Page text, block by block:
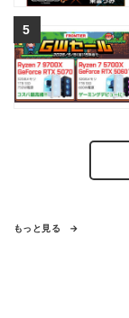
もっと見る